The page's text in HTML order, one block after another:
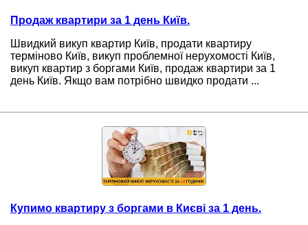
Продаж квартири за 1 день Київ.
Швидкий викуп квартир Київ, продати квартиру
терміново Київ, викуп проблемної нерухомості Київ,
викуп квартир з боргами Київ, продаж квартири за 1
день Київ. Якщо вам потрібно швидко продати ...
Купимо квартиру з боргами в Києві за 1 день.